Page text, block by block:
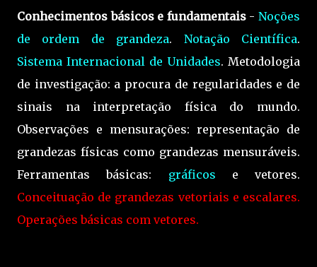
Conhecimentos básicos e fundamentais-Noções
de ordem de grandeza. Notação Científica.
Sistema Internacional de Unidades. Metodologia
de investigação: a procura de regularidades e de
sinais na interpretação física do mundo.
Observações e mensurações: representação de
grandezas físicas como grandezas mensuráveis.
Ferramentas básicas: gráficos e vetores.
Conceituação de grandezas vetoriais e escalares.
Operações básicas com vetores.